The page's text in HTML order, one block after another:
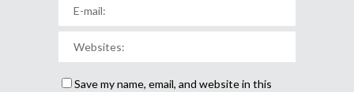
Save my name, email, and website in this